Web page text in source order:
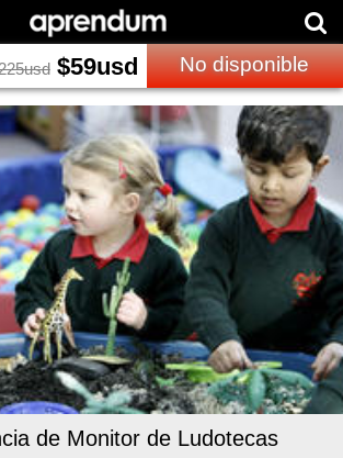
usd $59usd No disponible
de Monitor de Ludotecas